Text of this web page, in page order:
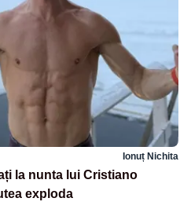
Ionuț Nichita
la nunta lui Cristiano
exploda